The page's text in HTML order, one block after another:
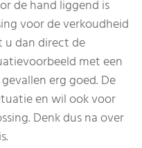
de hand liggend is
voor de verkoudheid
u dan direct de
met een
erg goed. De
en wil ook voor
Denk dus na over